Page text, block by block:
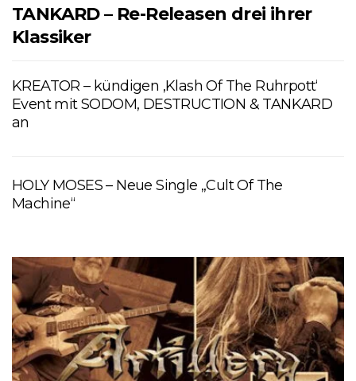
TANKARD – Re-Releasen drei ihrer
Klassiker
KREATOR – kündigen ‚Klash Of The Ruhrpott‘
Event mit SODOM, DESTRUCTION & TANKARD
an
HOLY MOSES – Neue Single „Cult Of The
Machine“